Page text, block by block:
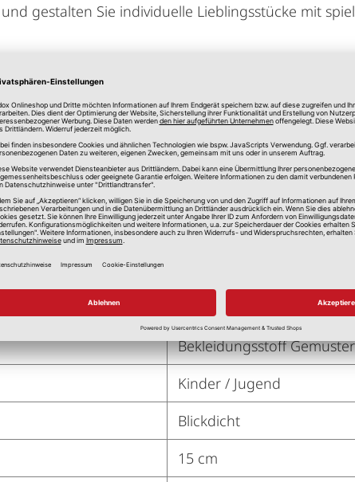
gestalten Sie individuelle Lieblingsstücke mit
um Lizenzware. Die gewerbliche Verarbeitung
Faden- und Musterverlauf voneinander
sind aus Gründen unterschiedlicher
variieren.
140,00 cm
Bekleidungsstoff
Kinder / Jugend
Blickdicht
15 cm